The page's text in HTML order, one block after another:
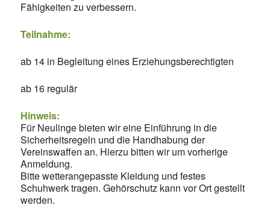
Fähigkeiten zu verbessern.
Teilnahme:
ab 14 in Begleitung eines Erziehungsberechtigten
ab 16 regulär
Hinweis:
Für Neulinge bieten wir eine Einführung in die
Sicherheitsregeln und die Handhabung der
Vereinswaffen an. Hierzu bitten wir um vorherige
Anmeldung.
Bitte wetterangepasste Kleidung und festes
Schuhwerk tragen. Gehörschutz kann vor Ort gestellt
werden.